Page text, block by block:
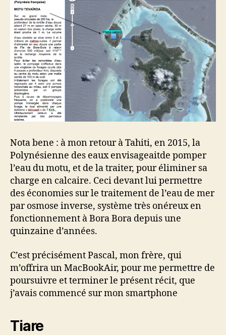
Nota bene : à mon retour à Tahiti, en 2015, la
Polynésienne des eaux envisageaitde pomper
l’eau du motu, et de la traiter, pour éliminer sa
charge en calcaire. Ceci devant lui permettre
des économies sur le traitement de l’eau de mer
par osmose inverse, système très onéreux en
fonctionnement à Bora Bora depuis une
quinzaine d’années.
C’est précisément Pascal, mon frère, qui
m’offrira un MacBookAir, pour me permettre de
poursuivre et terminer le présent récit, que
j’avais commencé sur mon smartphone
Tiare